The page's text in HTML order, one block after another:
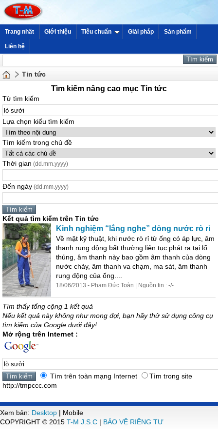
Trang nhất Giới thiệu Tiêu chuẩn Giải pháp Sản phẩm
Liên hệ
Tin tức
Tìm kiếm nâng cao mục Tin tức
Từ tìm kiếm
Lựa chọn kiểu tìm kiếm
Tìm kiếm trong chủ đề
Thời gian (dd.mm.yyyy)
Đến ngày (dd.mm.yyyy)
Kết quả tìm kiếm trên Tin tức
Kinh nghiệm “lắng nghe” dòng nước rò rỉ
Về mặt kỹ thuật, khi nước rò rỉ từ ống có áp lực, âm
thanh rung động bất thường liên tục phát ra tại lổ
thủng, âm thanh này bao gồm âm thanh của dòng
nước chảy, âm thanh va chạm, ma sát, âm thanh
rung động của ống....
18/06/2013 - Phạm Đức Toàn | Nguồn tin : -/-
Tìm thấy tổng cộng 1 kết quả
Nếu kết quả này không như mong đợi, bạn hãy thử sử dụng công cụ
tìm kiếm của Google dưới đây!
Mở rộng trên Internet :
Tìm trên toàn mạng Internet
Tìm trong site
http://tmpccc.com
Xem bản: Desktop | Mobile
COPYRIGHT © 2015 T-M J.S.C | BẢO VỆ RIÊNG TƯ